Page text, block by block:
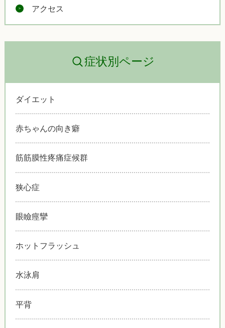
アクセス
症状別ページ
ダイエット
赤ちゃんの向き癖
筋筋膜性疼痛症候群
狭心症
眼瞼痙攣
ホットフラッシュ
水泳肩
平背